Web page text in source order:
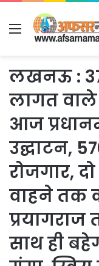
Menu
लखनऊ :
लागत
आज
उद्घाटन,
रोजगार,
वाहने तक
साथ ही